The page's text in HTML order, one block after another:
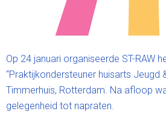
Op 24 januari organiseerde ST-RAW
“Praktijkondersteuner huisarts Jeugd
Timmerhuis, Rotterdam. Na afloop
gelegenheid tot napraten.